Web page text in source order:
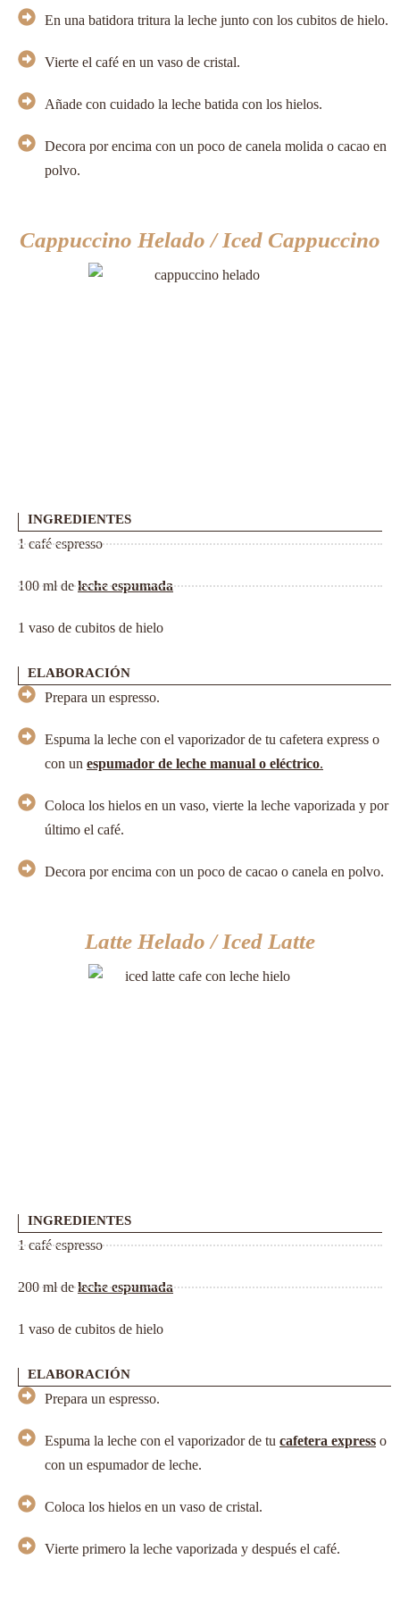
En una batidora tritura la leche junto con los cubitos de hielo.
Vierte el café en un vaso de cristal.
Añade con cuidado la leche batida con los hielos.
Decora por encima con un poco de canela molida o cacao en
polvo.
Cappuccino Helado / Iced Cappuccino
INGREDIENTES
1 café espresso
100 ml deleche espumada
1 vaso de cubitos de hielo
ELABORACIÓN
Prepara un espresso.
Espuma la leche con el vaporizador de tu cafetera express o
con un espumador de leche manual o eléctrico.
Coloca los hielos en un vaso, vierte la leche vaporizada y por
último el café.
Decora por encima con un poco de cacao o canela en polvo.
Latte Helado / Iced Latte
INGREDIENTES
1 café espresso
200 ml deleche espumada
1 vaso de cubitos de hielo
ELABORACIÓN
Prepara un espresso.
Espuma la leche con el vaporizador de tu cafetera express o
con un espumador de leche.
Coloca los hielos en un vaso de cristal.
Vierte primero la leche vaporizada y después el café.